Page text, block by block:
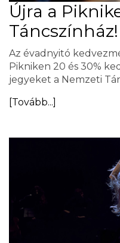
Újra a
Táncszínház!
Az évadnyitó
Pikniken 20 és 30%
jegyeket a Nemzeti
[Tovább...]